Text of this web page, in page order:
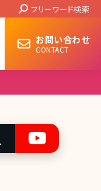
Search:
フリーワード検索
お問い合わせ
CONTACT